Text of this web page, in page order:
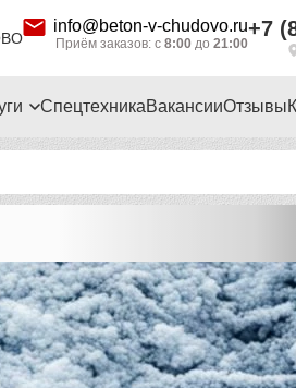
info@beton-v-chudovo.ru
Приём заказов: с 8:00 до 21:00
+7
СпецтехникаВакансииОтзывы